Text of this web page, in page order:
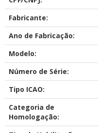
Fabricante:
Ano de Fabricação:
Modelo:
Número de Série:
Tipo ICAO:
Categoria de
Homologação: